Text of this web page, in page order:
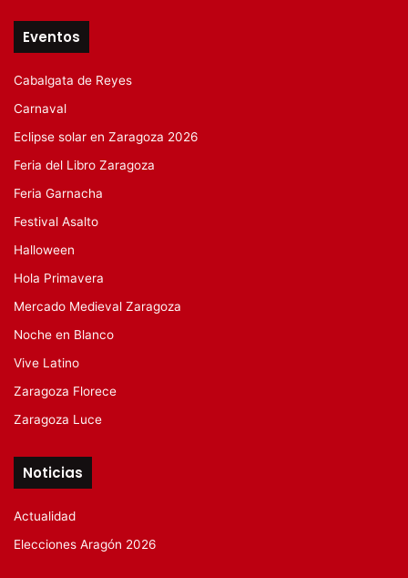
Eventos
Cabalgata de Reyes
Carnaval
Eclipse solar en Zaragoza 2026
Feria del Libro Zaragoza
Feria Garnacha
Festival Asalto
Halloween
Hola Primavera
Mercado Medieval Zaragoza
Noche en Blanco
Vive Latino
Zaragoza Florece
Zaragoza Luce
Noticias
Actualidad
Elecciones Aragón 2026